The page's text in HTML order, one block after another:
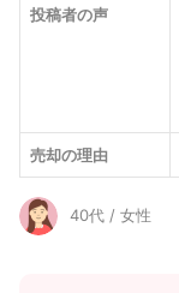
投稿者の声
売却の理由
40代 / 女性